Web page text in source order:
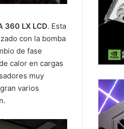
360 LX LCD. Esta
con la bomba
de fase
calor en cargas
muy
varios